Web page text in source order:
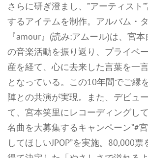
さらに研ぎ澄まし、”アーティスト
するアイテムを制作。アルバム・
『amour』(読み:アムール)は、宮
の音楽活動を振り返り、プライベ
産を経て、心に去来した言葉を一
となっている。この10年間でご縁
陣との共演が実現。また、デビュ
て、宮本笑里にレコーディングし
名曲を大募集するキャンペーン”#
してほしいJPOP”を実施。80,000